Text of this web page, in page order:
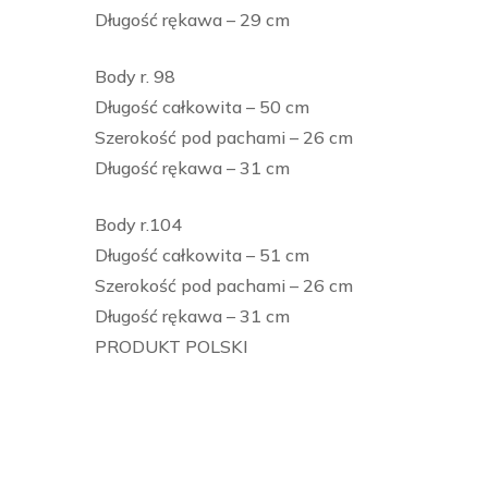
Długość rękawa – 29 cm
Body r. 98
Długość całkowita – 50 cm
Szerokość pod pachami – 26 cm
Długość rękawa – 31 cm
Body r.104
Długość całkowita – 51 cm
Szerokość pod pachami – 26 cm
Długość rękawa – 31 cm
PRODUKT POLSKI